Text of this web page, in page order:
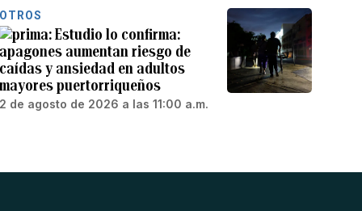
OTROS
Estudio lo confirma:
apagones aumentan riesgo de
caídas y ansiedad en adultos
mayores puertorriqueños
2 de agosto de 2026 a las 11:00 a.m.